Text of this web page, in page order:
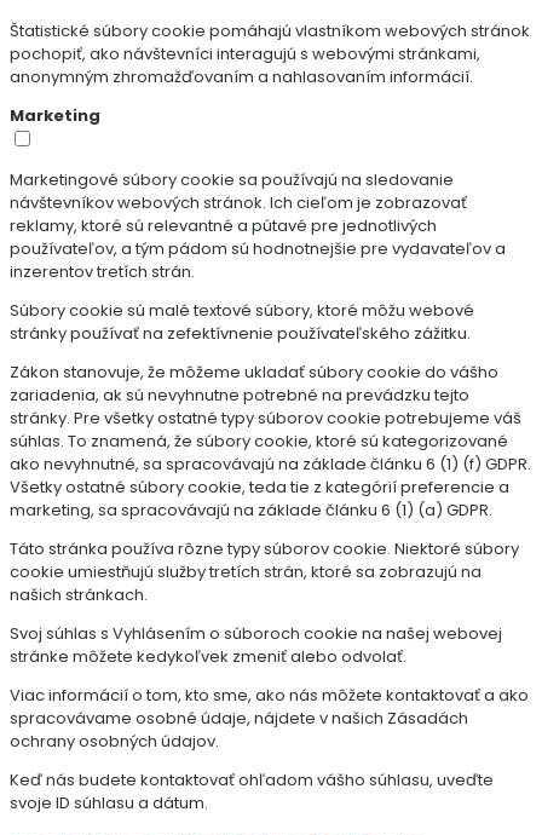
Štatistické súbory cookie pomáhajú vlastníkom webových stránok
pochopiť, ako návštevníci interagujú s webovými stránkami,
anonymným zhromažďovaním a nahlasovaním informácií.
Marketing
Marketingové súbory cookie sa používajú na sledovanie
návštevníkov webových stránok. Ich cieľom je zobrazovať
reklamy, ktoré sú relevantné a pútavé pre jednotlivých
používateľov, a tým pádom sú hodnotnejšie pre vydavateľov a
inzerentov tretích strán.
Súbory cookie sú malé textové súbory, ktoré môžu webové
stránky používať na zefektívnenie používateľského zážitku.
Zákon stanovuje, že môžeme ukladať súbory cookie do vášho
zariadenia, ak sú nevyhnutne potrebné na prevádzku tejto
stránky. Pre všetky ostatné typy súborov cookie potrebujeme váš
súhlas. To znamená, že súbory cookie, ktoré sú kategorizované
ako nevyhnutné, sa spracovávajú na základe článku 6 (1) (f) GDPR.
Všetky ostatné súbory cookie, teda tie z kategórií preferencie a
marketing, sa spracovávajú na základe článku 6 (1) (a) GDPR.
Táto stránka používa rôzne typy súborov cookie. Niektoré súbory
cookie umiestňujú služby tretích strán, ktoré sa zobrazujú na
našich stránkach.
Svoj súhlas s Vyhlásením o súboroch cookie na našej webovej
stránke môžete kedykoľvek zmeniť alebo odvolať.
Viac informácií o tom, kto sme, ako nás môžete kontaktovať a ako
spracovávame osobné údaje, nájdete v našich Zásadách
ochrany osobných údajov.
Keď nás budete kontaktovať ohľadom vášho súhlasu, uveďte
svoje ID súhlasu a dátum.